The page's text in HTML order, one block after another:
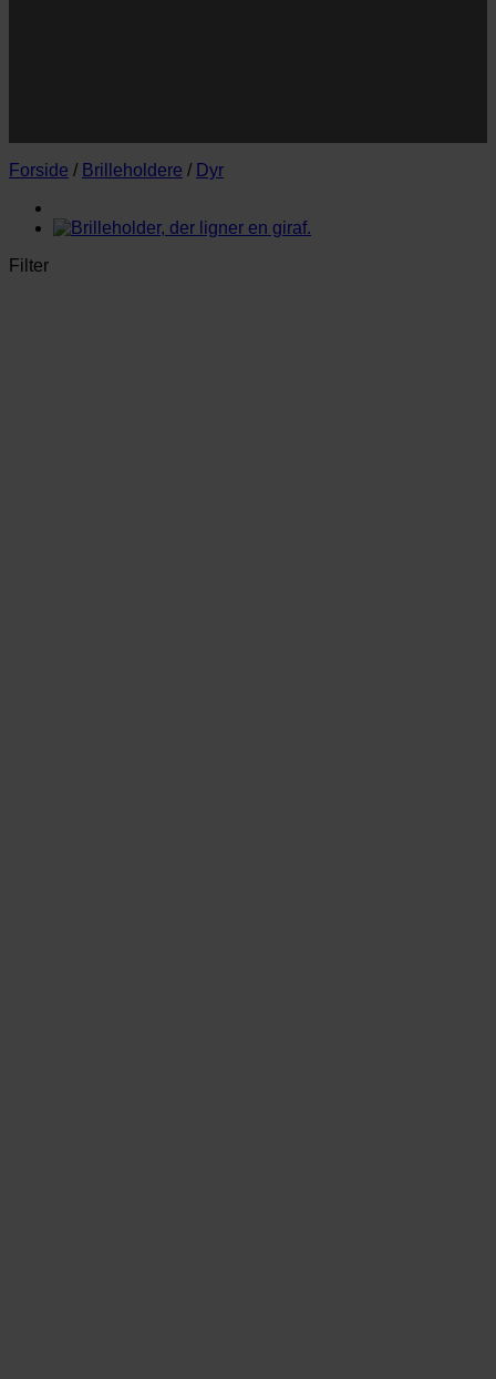
Forside / Brilleholdere / Dyr
Filter